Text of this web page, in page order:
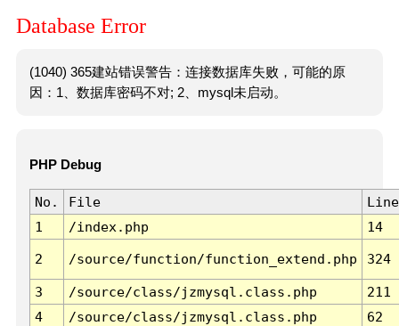
Database Error
(1040) 365建站错误警告：连接数据库失败，可能的原
因：1、数据库密码不对; 2、mysql未启动。
PHP Debug
No. File
Line
1
/index.php 14
2 /source/function/function_extend.php 324
3 /source/class/jzmysql.class.php
211
4
/source/class/jzmysql.class.php
62